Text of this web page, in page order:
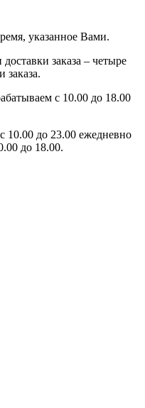
указанное Вами.
заказа – четыре
заказа.
с 10.00 до 18.00
10.00 до 23.00 ежедневно
до 18.00.